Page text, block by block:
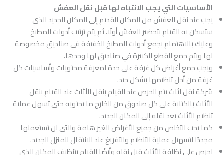
الأساسيات التي يجب الانتباه لها قبل نقل العفش
يجب عند نقل العفش من المكان القديم إلى المكان الجديد الذي
ستسكن به القيام بتحضير العفش أولًا، ثم يتم ترتيب أدوات المطبخ
وعليك بالاهتمام بجمع أدوات المطبخ الخفيفة في صناديق مخصوصة
لها ويتم جمع القطع الكبيرة في صناديق لها وحدها.
ويجب جمع أغراض كل غرفة على حدة لمعرفة محتويات وأساسيات كل
غرفة من أجل تنظيمها بشكل جيد.
شركة نقل اثاث يتم الحرص عند القيام بنقل الأثاث عند القيام بنقل
الأثاث بالكتابة على كل صندوق من الخارج ما يحتويه حتى تسهل عملية
تنظيم الأثاث بعد نقله إلى المكان الجديد.
كما يجب التخلص من جميع الأغراض الغير هامة والتي لن تستعملها
مجددًا لتسهيل عملية التنظيم والتفريغ عند الانتقال للمنزل الجديد.
احرص على نظافة الأثاث قبل نقله وأيضًا القيام بتنظيف المكان الذي